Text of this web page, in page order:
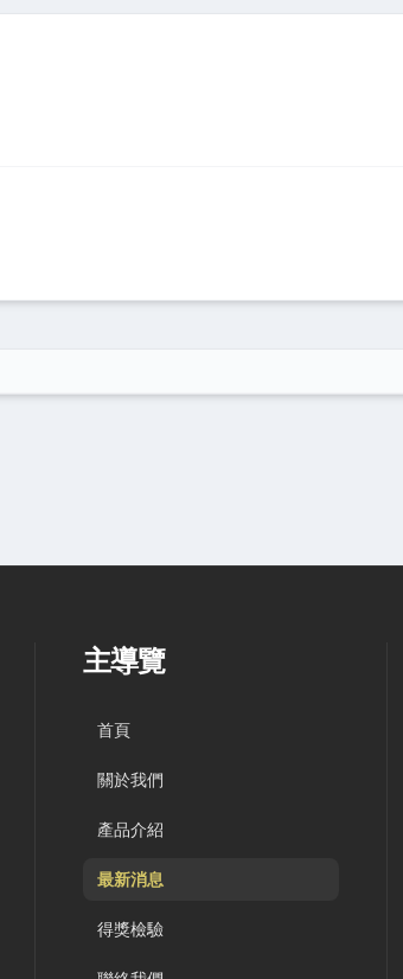
主導覽
首頁
關於我們
產品介紹
最新消息
得獎檢驗